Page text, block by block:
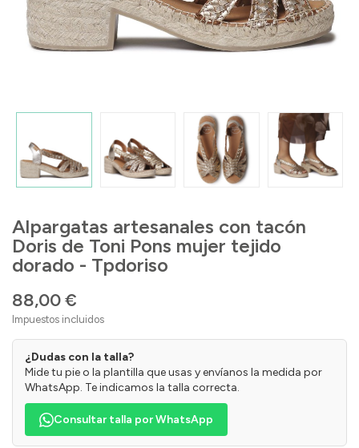
Alpargatas artesanales con tacón
Doris de Toni Pons mujer tejido
dorado - Tpdoriso
88,00 €
Impuestos incluidos
¿Dudas con la talla?
Mide tu pie o la plantilla que usas y envíanos la medida por
WhatsApp. Te indicamos la talla correcta.
Consultar talla por WhatsApp